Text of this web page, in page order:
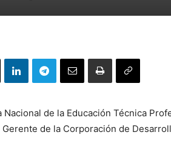
Nacional de la Educación Técnica
de la Corporación de